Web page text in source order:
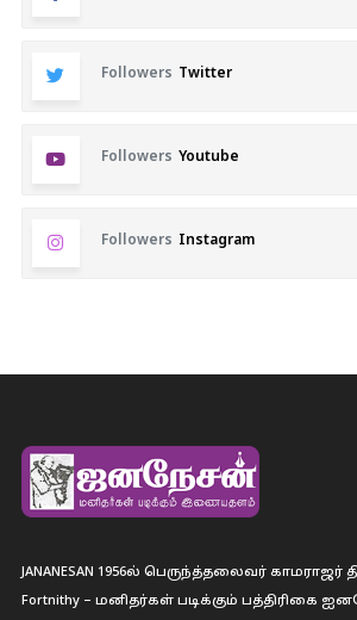
Followers Twitter
Followers Youtube
Followers Instagram
JANANESAN 1956ல் பெருந்த்தலைவர் காமராஜர்
Fortnithy – மனிதர்கள் படிக்கும் பத்திரிகை